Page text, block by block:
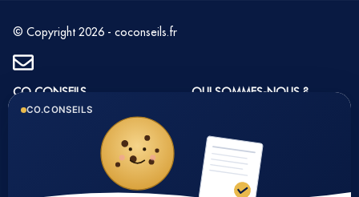
© Copyright 2026 - coconseils.fr
CO CONSEILS
1 rue du Golf 33 700
Tél : 05 35 54 22 54
QUI SOMMES-NOUS ?
Notre équipe
Nos partenaires
Notre méthode
CO.CONSEILS